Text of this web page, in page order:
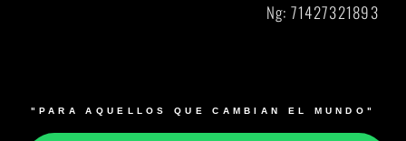
Ng: 71427321893
"PARA AQUELLOS QUE CAMBIAN EL MUNDO"